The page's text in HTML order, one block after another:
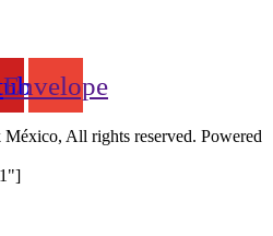
Envelope
All rights reserved. Powered